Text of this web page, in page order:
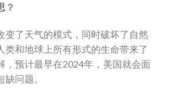
？
变了天气的模式，同时破坏了自然
类和地球上所有形式的生命带来了
，预计最早在2024年，美国就会面
问题。